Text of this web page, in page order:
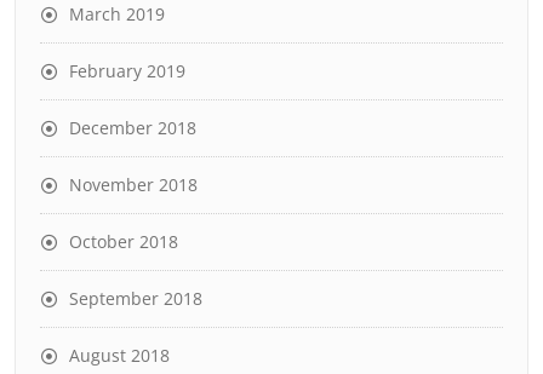
March 2019
February 2019
December 2018
November 2018
October 2018
September 2018
August 2018